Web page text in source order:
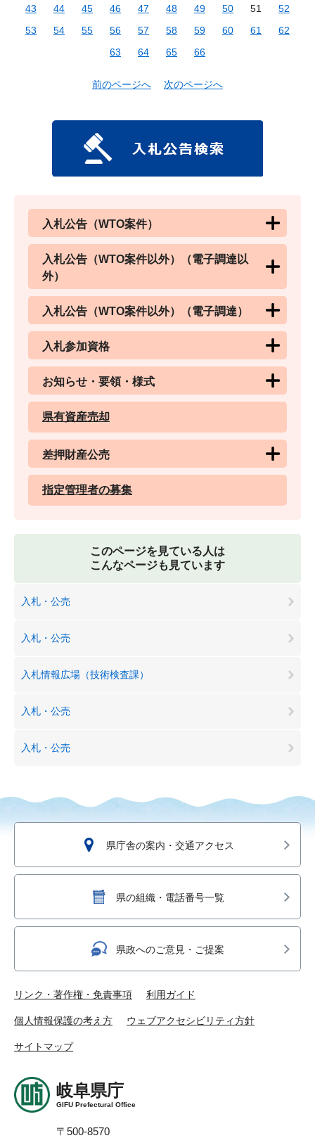
43
44 45 46 47 48 49 50 51
52
53
54 55 56 57 58 59 60 61
62
63
64 65 66
前のページへ 次のページへ
入札公告（WTO案件）
入札公告（WTO案件以外）（電子調達以
外）
入札公告（WTO案件以外）（電子調達）
入札参加資格
お知らせ・要領・様式
県有資産売却
差押財産公売
指定管理者の募集
このページを見ている人は
こんなページも見ています
入札・公売
入札・公売
入札情報広場（技術検査課）
入札・公売
入札・公売
県庁舎の案内・交通アクセス
県の組織・電話番号一覧
県政へのご意見・ご提案
リンク・著作権・免責事項 利用ガイド
個人情報保護の考え方 ウェブアクセシビリティ方針
サイトマップ
岐阜県庁
GIFU Prefectural Office
〒500-8570